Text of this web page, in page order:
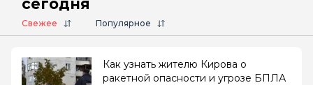
сегодня
Свежее Популярное
Как узнать жителю Кирова о
ракетной опасности и угрозе БПЛА